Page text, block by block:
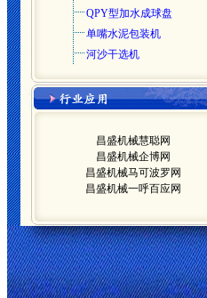
QPY型加水成球盘
单嘴水泥包装机
河沙干选机
昌盛机械慧聪网
昌盛机械企博网
昌盛机械马可波罗网
昌盛机械一呼百应网